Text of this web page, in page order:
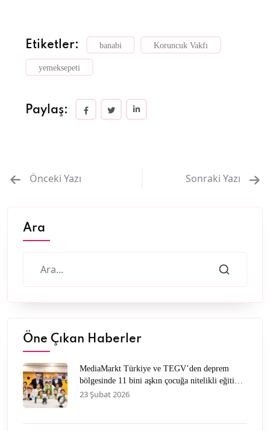
Etiketler: banabi Koruncuk Vakfı
yemeksepeti
Paylaş:
Önceki Yazı Sonraki Yazı
Ara
Öne Çıkan Haberler
MediaMarkt Türkiye ve TEGV’den deprem
bölgesinde 11 bini aşkın çocuğa nitelikli eğitim
desteği
23 Şubat 2026